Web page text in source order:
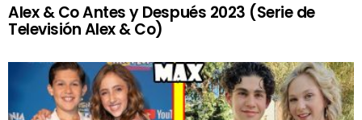
Alex & Co Antes y Después 2023 (Serie de
Televisión Alex & Co)